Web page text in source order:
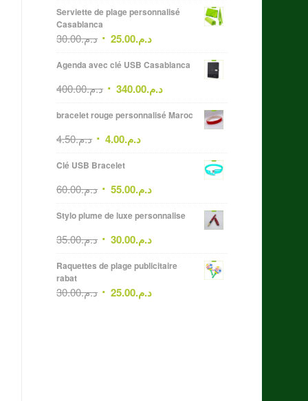
Serviette de plage personnalisé
Casablanca
د.م.30.00 د.م.25.00
Agenda avec clé USB Casablanca
د.م.400.00 د.م.340.00
bracelet rouge personnalisé Maroc
د.م.4.50 د.م.4.00
Clé USB Bracelet
د.م.60.00 د.م.55.00
Stylo plume de luxe personnalise
د.م.35.00 د.م.30.00
Raquettes de plage publicitaire
rabat
د.م.30.00 د.م.25.00